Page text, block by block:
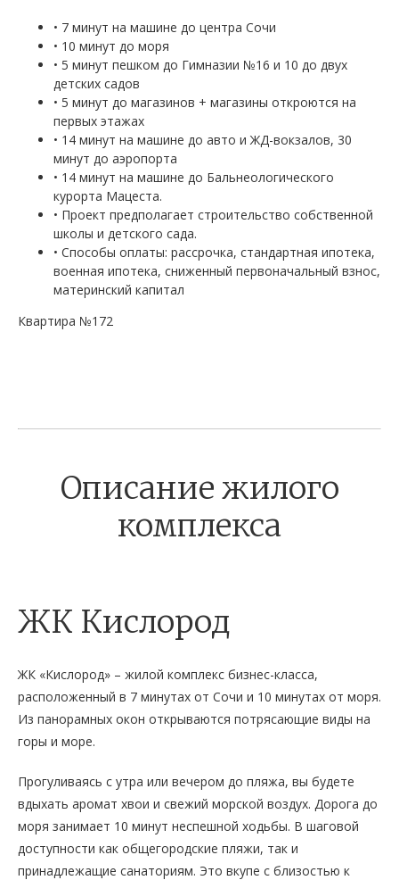
• 7 минут на машине до центра Сочи
• 10 минут до моря
• 5 минут пешком до Гимназии №16 и 10 до двух
детских садов
• 5 минут до магазинов + магазины откроются на
первых этажах
• 14 минут на машине до авто и ЖД-вокзалов, 30
минут до аэропорта
• 14 минут на машине до Бальнеологического
курорта Мацеста.
• Проект предполагает строительство собственной
школы и детского сада.
• Способы оплаты: рассрочка, стандартная ипотека,
военная ипотека, сниженный первоначальный взнос,
материнский капитал
Квартира №172
Описание жилого
комплекса
ЖК Кислород
ЖК «Кислород» – жилой комплекс бизнес-класса,
расположенный в 7 минутах от Сочи и 10 минутах от моря.
Из панорамных окон открываются потрясающие виды на
горы и море.
Прогуливаясь с утра или вечером до пляжа, вы будете
вдыхать аромат хвои и свежий морской воздух. Дорога до
моря занимает 10 минут неспешной ходьбы. В шаговой
доступности как общегородские пляжи, так и
принадлежащие санаториям. Это вкупе с близостью к